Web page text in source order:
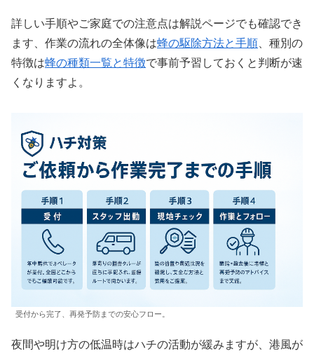
詳しい手順やご家庭での注意点は解説ページでも確認でき
ます、作業の流れの全体像は蜂の駆除方法と手順 、種別の
特徴は蜂の種類一覧と特徴で事前予習しておくと判断が速
くなりますよ。
受付から完了、再発予防までの安心フロー。
夜間や明け方の低温時はハチの活動が緩みますが、港風が